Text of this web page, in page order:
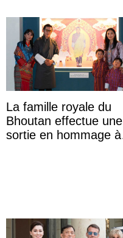
La famille royale du
Bhoutan effectue une
sortie en hommage à